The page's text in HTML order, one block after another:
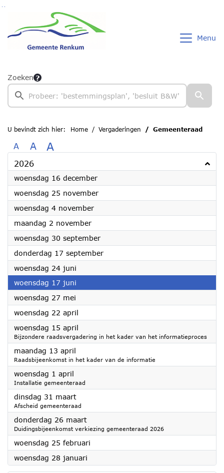
Ga naar de inhoud van deze pagina
Ga naar het zoeken
Ga naar het menu
Menu
Zoeken
U bevindt zich hier: Home Vergaderingen Gemeenteraad
A A A
2026
woensdag 16 december2026
woensdag 25 november2026
woensdag 4 november2026
maandag 2 november2026
woensdag 30 september2026
donderdag 17 september2026
woensdag 24 juni
woensdag 17 juni
woensdag 27 mei
woensdag 22 april
woensdag 15 april
Bijzondere raadsvergadering in het kader van het informatieproces
maandag 13 april
Raadsbijeenkomst in het kader van de informatie
woensdag 1 april
Installatie gemeenteraad
dinsdag 31 maart2026
Afscheid gemeenteraad
donderdag 26 maart2026
Duidingsbijeenkomst verkiezing gemeenteraad 2026
woensdag 25 februari
woensdag 28 januari